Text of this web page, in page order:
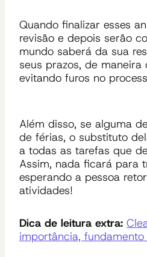
Quando finalizar esses
revisão e depois serão
mundo saberá da sua
seus prazos, de maneira
evitando furos no
Além disso, se alguma
de férias, o substituto
a todas as tarefas que
Assim, nada ficará para
esperando a pessoa
atividades!
Dica de leitura extra:
importância,